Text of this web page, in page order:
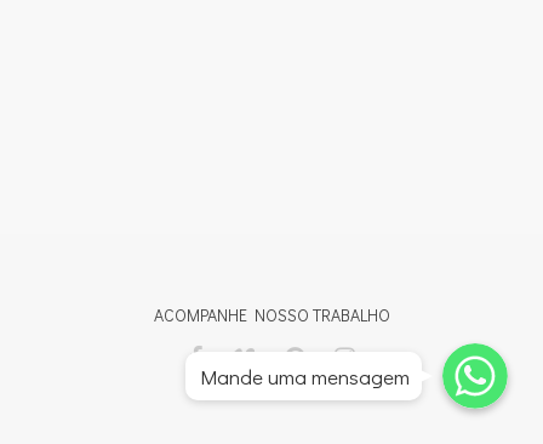
ACOMPANHE NOSSO TRABALHO
Whatsapp
Whatsapp
Whatsapp
Mande uma mensagem